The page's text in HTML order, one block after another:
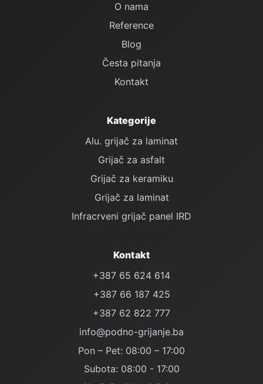
O nama
Reference
Blog
Česta pitanja
Kontakt
Kategorije
Alu. grijač za laminat
Grijač za asfalt
Grijač za keramiku
Grijač za laminat
Infracrveni grijač panel IRD
Kontakt
+387 65 624 614
+387 66 187 425
+387 62 822 777
info@podno-grijanje.ba
Pon – Pet: 08:00 – 17:00
Subota: 08:00 - 17:00